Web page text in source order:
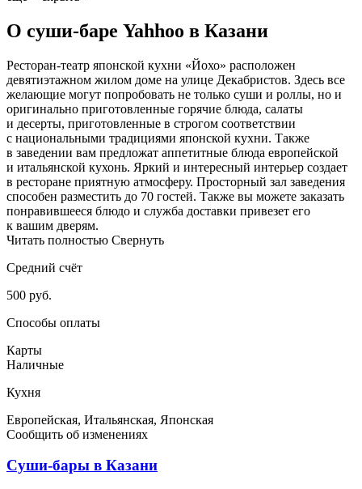
О суши-баре Yahhoo в Казани
Ресторан-театр японской кухни «Йохо» расположен
девятиэтажном жилом доме на улице Декабристов. Здесь все
желающие могут попробовать не только суши и роллы, но и
оригинально приготовленные горячие блюда, салаты
и десерты, приготовленные в строгом соответствии
с национальными традициями японской кухни. Также
в заведении вам предложат аппетитные блюда европейской
и итальянской кухонь. Яркий и интересный интерьер создает
в ресторане приятную атмосферу. Просторный зал заведения
способен разместить до 70 гостей. Также вы можете заказать
понравившееся блюдо и служба доставки привезет его
к вашим дверям.
Читать полностью Свернуть
Средний счёт
500 руб.
Способы оплаты
Карты
Наличные
Кухня
Европейская, Итальянская, Японская
Сообщить об изменениях
Суши-бары в Казани